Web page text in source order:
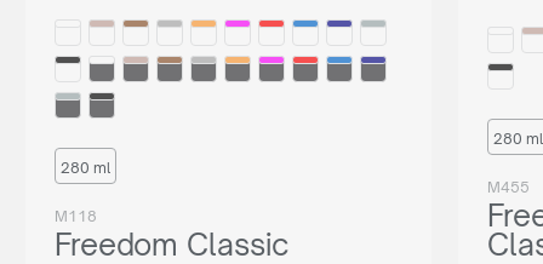
280 ml
M118
Freedom Classic
280 ml
M455